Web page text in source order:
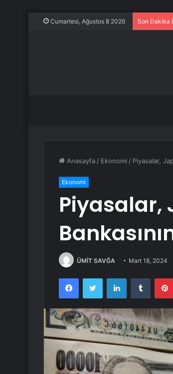
Cumartesi, Ağustos 8 2026 Son Dakika
Anasayfa / Ekonomi / Piyasalar,
Ekonomi
Piyasalar,
ÜMİT SAVĞA Mart 18, 2024
FacebookTwitter LinkedInTumblr